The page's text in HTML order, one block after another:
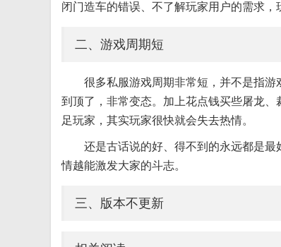
闭门造车的错误、不了解玩家用户的需求
二、游戏周期短
很多私服游戏周期非常短，并不是指
到顶了，非常变态。加上花点钱买些屠龙
足玩家，其实玩家很快就会失去热情。
还是古话说的好、得不到的永远都是
情越能激发大家的斗志。
三、版本不更新